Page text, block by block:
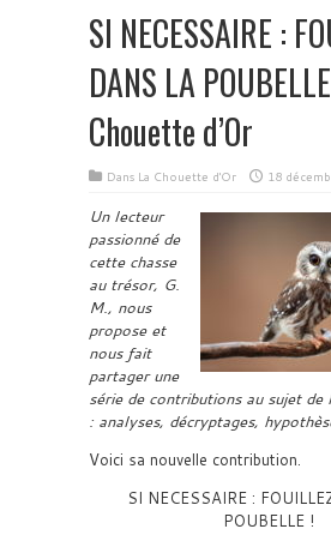
SI NECESSAIRE :
DANS LA
Chouette d’Or
Dans La Chouette d'Or 18
Un lecteur
passionné de
cette chasse
au trésor, G.
M., nous
propose et
nous fait
partager une
série de contributions au sujet de
: analyses, décryptages,
Voici sa nouvelle contribution.
SI NECESSAIRE :
POUBELLE !